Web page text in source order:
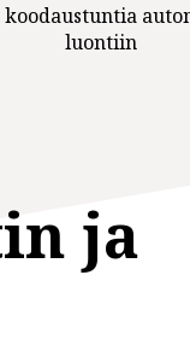
koodaustuntia
luontiin
ja